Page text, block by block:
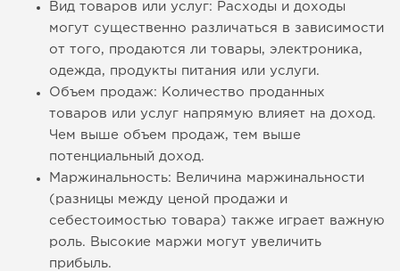
Вид товаров или услуг: Расходы и доходы
могут существенно различаться в зависимости
от того, продаются ли товары, электроника,
одежда, продукты питания или услуги.
Объем продаж: Количество проданных
товаров или услуг напрямую влияет на доход.
Чем выше объем продаж, тем выше
потенциальный доход.
Маржинальность: Величина маржинальности
(разницы между ценой продажи и
себестоимостью товара) также играет важную
роль. Высокие маржи могут увеличить
прибыль.